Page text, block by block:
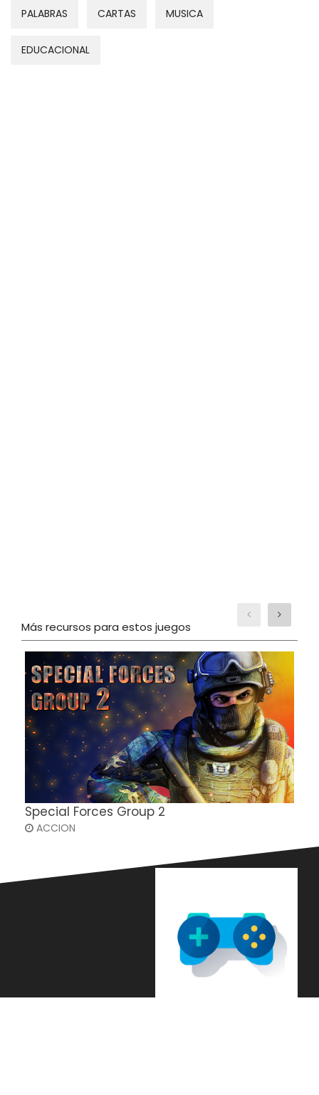
PALABRAS CARTAS MUSICA
EDUCACIONAL
Más recursos para estos juegos
Special Forces Group 2
ACCION